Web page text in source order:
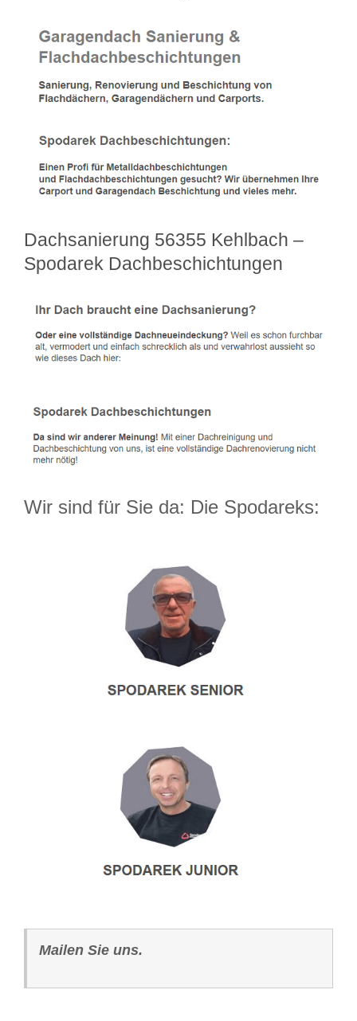
Dachsanierung 56355 Kehlbach –
Spodarek Dachbeschichtungen
Wir sind für Sie da: Die Spodareks:
Mailen Sie uns.